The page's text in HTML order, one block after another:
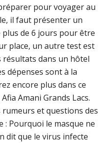
pour voyager au
il faut présenter un
plus de 6 jours pour être
place, un autre test est
dans un hôtel
dépenses sont à la
encore plus dans ce
Amani Grands Lacs.
et questions des
: Pourquoi le masque ne
dit que le virus infecte